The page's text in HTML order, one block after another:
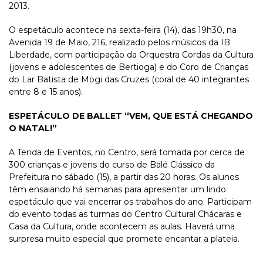
2013.
O espetáculo acontece na sexta-feira (14), das 19h30, na
Avenida 19 de Maio, 216, realizado pelos músicos da IB
Liberdade, com participação da Orquestra Cordas da Cultura
(jovens e adolescentes de Bertioga) e do Coro de Crianças
do Lar Batista de Mogi das Cruzes (coral de 40 integrantes
entre 8 e 15 anos).
ESPETÁCULO DE BALLET “VEM, QUE ESTÁ CHEGANDO
O NATAL!”
A Tenda de Eventos, no Centro, será tomada por cerca de
300 crianças e jovens do curso de Balé Clássico da
Prefeitura no sábado (15), a partir das 20 horas. Os alunos
têm ensaiando há semanas para apresentar um lindo
espetáculo que vai encerrar os trabalhos do ano. Participam
do evento todas as turmas do Centro Cultural Chácaras e
Casa da Cultura, onde acontecem as aulas. Haverá uma
surpresa muito especial que promete encantar a plateia.